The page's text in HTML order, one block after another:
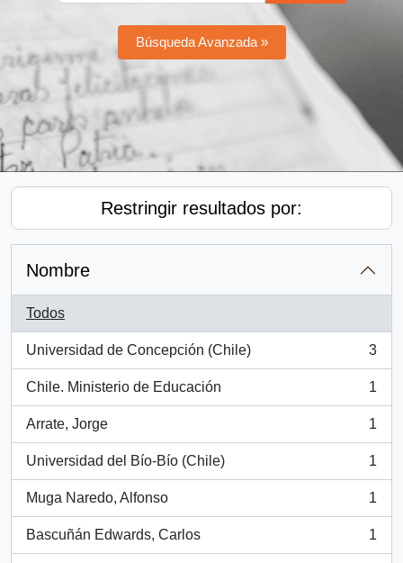
Búsqueda Avanzada »
Restringir resultados por:
Nombre
Todos
Universidad de Concepción (Chile)
, 3 resultados
3
Chile. Ministerio de Educación
, 1 resultados
1
Arrate, Jorge
, 1 resultados
1
Universidad del Bío-Bío (Chile)
, 1 resultados
1
Muga Naredo, Alfonso
, 1 resultados
1
Bascuñán Edwards, Carlos
, 1 resultados
1